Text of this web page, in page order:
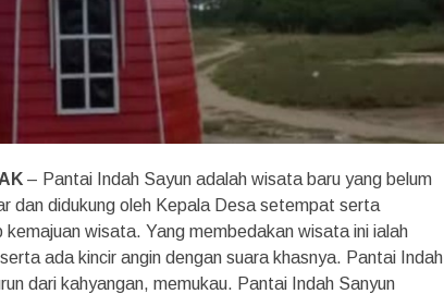
– Pantai Indah Sayun adalah wisata baru yang belum
dan didukung oleh Kepala Desa setempat serta
wisata. Yang membedakan wisata ini ialah
ada kincir angin dengan suara khasnya. Pantai Indah
dari kahyangan, memukau. Pantai Indah Sanyun